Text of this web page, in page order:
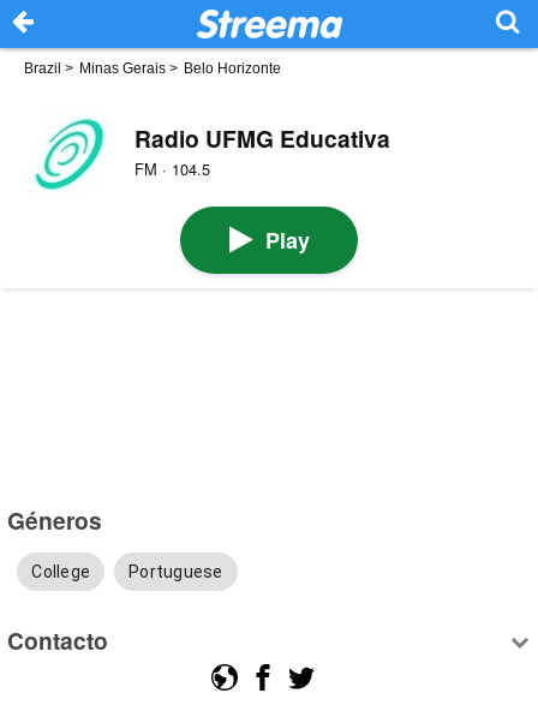
Brazil > Minas Gerais > Belo Horizonte
Radio UFMG Educativa
FM · 104.5
Play
Géneros
College Portuguese
Contacto